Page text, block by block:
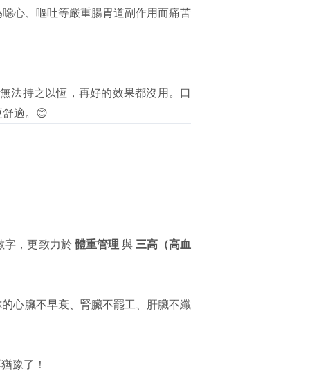
心、嘔吐等嚴重腸胃道副作用而痛苦
法持之以恆，再好的效果都沒用。口
適。😊
字，更致力於 體重管理 與 三高（高血
心臟不早衰、腎臟不罷工、肝臟不纖
豫了！